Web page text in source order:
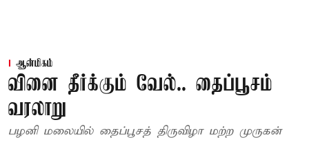
ஆன்மிகம்
வினை தீர்க்கும் வேல்.. தைப்பூசம்
வரலாறு
பழனி மலையில் தைப்பூசத் திருவிழா மற்ற முருகன்